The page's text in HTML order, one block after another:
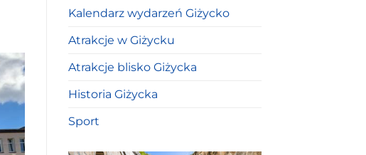
Kalendarz wydarzeń Giżycko
Atrakcje w Giżycku
Atrakcje blisko Giżycka
Historia Giżycka
Sport